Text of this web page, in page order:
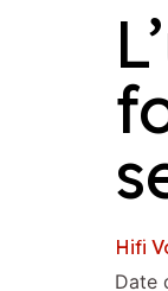
Hifi
Date